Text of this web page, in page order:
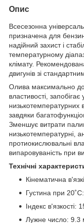
Опис
Всесезонна
призначена для
надійний захист і
температурному
клімату.
двигунів зі
Олива максимально
властивості,
низькотемпературних
завдяки
Зменшує витрати
низькотемпературні,
протиокислювальні
випаровуваність при
Технічні
Кінематична
Густина при
Індекс в'язкості:
Лужне число: 9.3